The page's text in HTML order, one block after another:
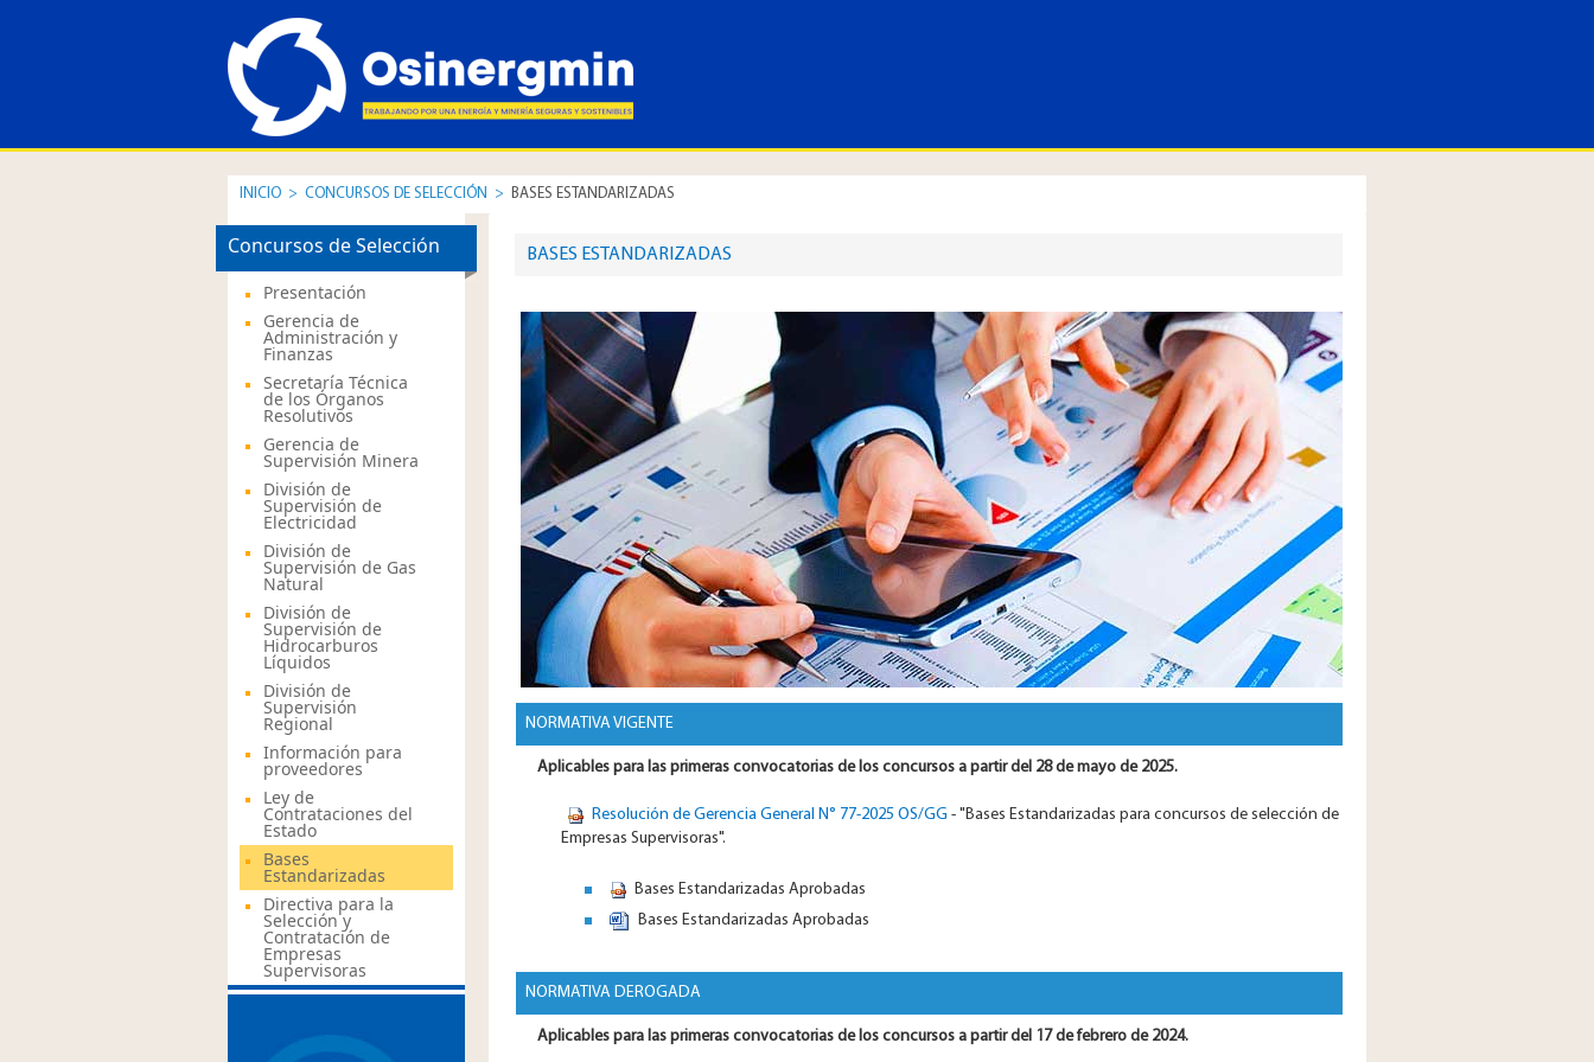
INICIO > CONCURSOS DE SELECCIÓN > BASES ESTANDARIZADAS
Presentación
Gerencia de
Administración y
Finanzas
Secretaría Técnica
de los Órganos
Resolutivos
Gerencia de
Supervisión Minera
División de
Supervisión de
Electricidad
División de
Supervisión de Gas
Natural
División de
Supervisión de
Hidrocarburos
Líquidos
División de
Supervisión
Regional
Información para
proveedores
Ley de
Contrataciones del
Estado
Bases
Estandarizadas
Directiva para la
Selección y
Contratación de
Empresas
Supervisoras
Concursos de Selección ​BASES ESTANDARIZADAS
NORMATIVA VIGENTE
Aplicables para las primeras convocatorias de los concursos a partir del 28 de mayo de 2025.
Resolución de Gerencia General N° 77-2025 OS/GG - "Bases Estandarizadas para concursos de selección de
Empresas Supervisoras".
Bases Estandarizadas Aprobadas
Bases Estandarizadas Aprobadas
NORMATIVA DEROGADA
Aplicables para las primeras convocatorias de los concursos a partir del 17 de febrero de 2024.